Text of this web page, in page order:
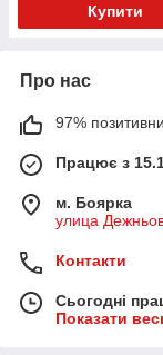
Купити
Про нас
97%
Працює з
м. Боярка
улица
Контакти
Сьогодні
Показати